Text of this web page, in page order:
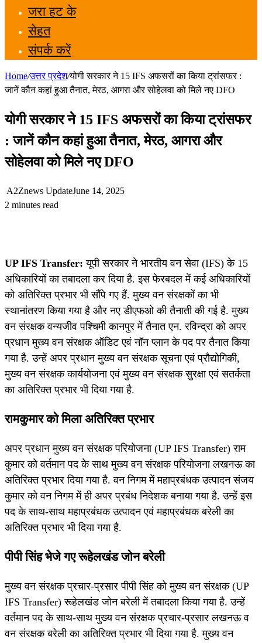
जरा हट के
सेहत
संपर्क करें
Home/उत्तर प्रदेश/योगी सरकार ने 15 IFS अफसरों का किया ट्रांसफर :
जानें कौन कहां हुआ तैनात, मेरठ, आगरा और सोहेलवा को मिले नए DFO
योगी सरकार ने 15 IFS अफसरों का किया ट्रांसफर
: जानें कौन कहां हुआ तैनात, मेरठ, आगरा और
सोहेलवा को मिले नए DFO
A2Znews UpdateJune 14, 2025
2 minutes read
UP IFS Transfer:यूपी सरकार ने भारतीय वन सेवा (IFS) के 15
अधिकारियों का तबादला कर दिया है. इस फेरबदल में कई अधिकारियों
को अतिरिक्त प्रभार भी सौंपे गए हैं. मुख्य वन संरक्षकों का भी
स्थानांतरण किया गया है और नए डीएफओ की तैनाती की गई है. मुख्य
वन संरक्षक वन्यजीव पश्चिमी कानपुर में तैनात एन. रविन्द्रा को अपर
प्रधान मुख्य वन संरक्षक ऑडिट एवं नॉन प्लान के पद पर तैनात किया
गया है. उन्हें अपर प्रधान मुख्य वन संरक्षक सूचना एवं प्रौद्योगिकी,
मुख्य वन संरक्षक कार्ययोजना एवं मुख्य वन संरक्षक सुरक्षा एवं सतर्कता
का अतिरिक्त प्रभार भी दिया गया है.
रामकुमार को मिला अतिरिक्त प्रभार
अपर प्रधान मुख्य वन संरक्षक परियोजना (UP IFS Transfer) राम
कुमार को वर्तमान पद के साथ मुख्य वन संरक्षक परियोजना लखनऊ का
अतिरिक्त प्रभार दिया गया है. वन निगम में महाप्रबंधक उत्पादन संजय
कुमार को वन निगम में ही अपर प्रबंध निदेशक बनाया गया है. उन्हें इस
पद के साथ-साथ महाप्रबंधक उत्पादन एवं महाप्रबंधक बरेली का
अतिरिक्त प्रभार भी दिया गया है.
पीपी सिंह भेजे गए रूहेलखंड जोन बरेली
मुख्य वन संरक्षक प्रचार-प्रसार पीपी सिंह को मुख्य वन संरक्षक (UP
IFS Transfer) रूहेलखंड जोन बरेली में तबादला किया गया है. उन्हें
वर्तमान पद के साथ-साथ मुख्य वन संरक्षक प्रचार-प्रसार लखनऊ व
वन संरक्षक बरेली का अतिरिक्त प्रभार भी दिया गया है. मुख्य वन